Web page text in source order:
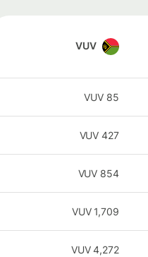
VUV
85
VUV
427
VUV
854
VUV
1,709
VUV
4,272
VUV